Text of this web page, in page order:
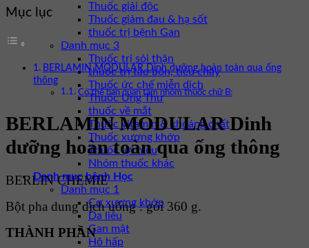
Thuốc giải độc
Thuốc giảm đau & hạ sốt
thuốc trị bệnh Gan
Danh mục 3
Thuốc trị sỏi thận
thuốc trị táo bón, tiêu chảy
Thuốc ức chế miễn dịch
Thuốc Ung Thư
thuốc về mắt
Thuốc vitamin & khoáng chất
Thuốc xương khớp
Thuốc lợi niệu
Nhóm thuốc khác
Danh mục bệnh Học
Danh mục 1
Cơ xương khớp
Da liễu
Gan mật
Hô hấp
Mục lục
BERLAMIN MODULAR Dinh dưỡng hoàn toàn qua ống
thông
Có thể bạn quan tâm nhóm thuốc chữ B:
BERLAMIN MODULAR Dinh
dưỡng hoàn toàn qua ống thông
BERLIN CHEMIE
Bột pha dung dịch uống : gói 360 g.
THÀNH PHẦN